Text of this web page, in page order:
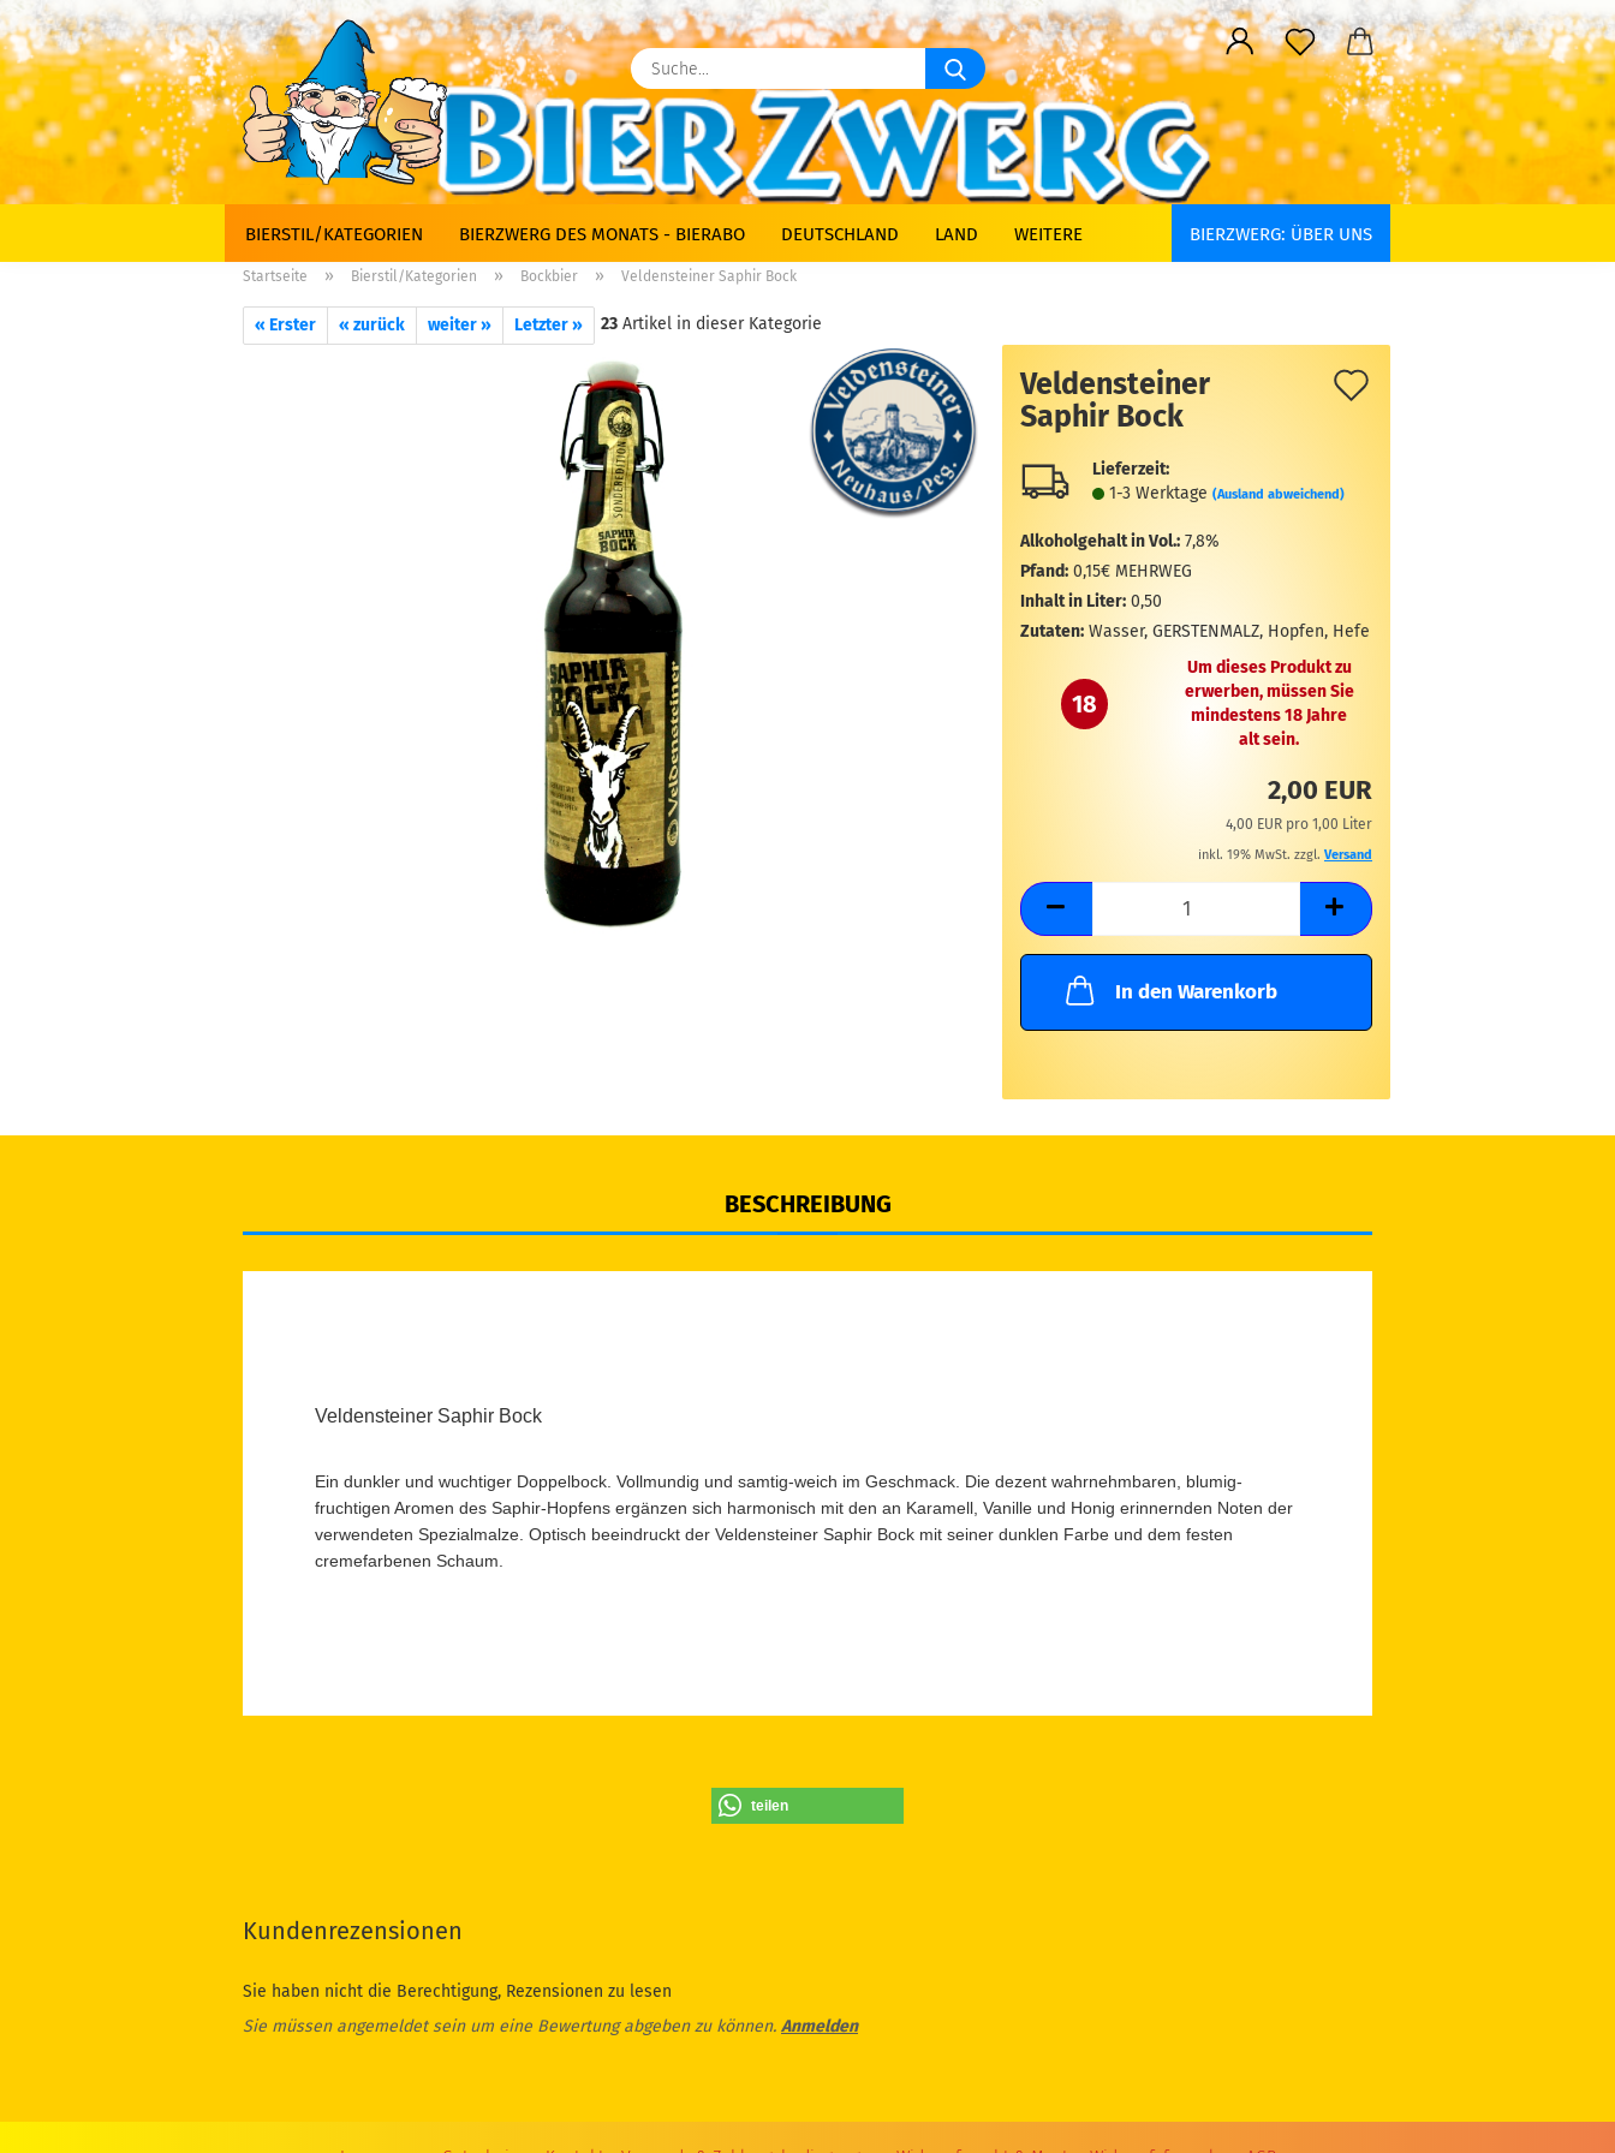
Suche...
BIERSTIL/KATEGORIEN BIERZWERG DES MONATS - BIERABO DEUTSCHLAND LAND BIERZWERG: ÜBER UNS
WEITERE
Startseite » Bierstil/Kategorien » Bockbier » Veldensteiner Saphir Bock
« Erster « zurück weiter » Letzter » 23 Artikel in dieser Kategorie
Veldensteiner
Saphir Bock
Lieferzeit:
1-3 Werktage (Ausland abweichend)
Alkoholgehalt in Vol.: 7,8%
Pfand: 0,15€ MEHRWEG
Inhalt in Liter: 0,50
Zutaten: Wasser, GERSTENMALZ, Hopfen, Hefe
18
Um dieses Produkt zu
erwerben, müssen Sie
mindestens 18 Jahre
alt sein.
2,00 EUR
4,00 EUR pro 1,00 Liter
inkl. 19% MwSt. zzgl. Versand
In den Warenkorb
BESCHREIBUNG
Veldensteiner Saphir Bock
Ein dunkler und wuchtiger Doppelbock. Vollmundig und samtig-weich im Geschmack. Die dezent wahrnehmbaren, blumig-
fruchtigen Aromen des Saphir-Hopfens ergänzen sich harmonisch mit den an Karamell, Vanille und Honig erinnernden Noten der
verwendeten Spezialmalze. Optisch beeindruckt der Veldensteiner Saphir Bock mit seiner dunklen Farbe und dem festen
cremefarbenen Schaum.
teilen
Kundenrezensionen
Sie haben nicht die Berechtigung, Rezensionen zu lesen
Sie müssen angemeldet sein um eine Bewertung abgeben zu können. Anmelden